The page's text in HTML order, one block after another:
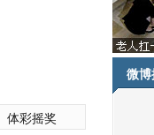
体彩摇奖
微博